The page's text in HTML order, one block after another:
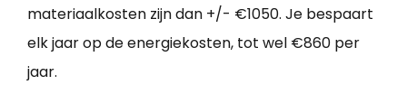
materiaalkosten zijn dan +/- €1050. Je bespaart
elk jaar op de energiekosten, tot wel €860 per
jaar.